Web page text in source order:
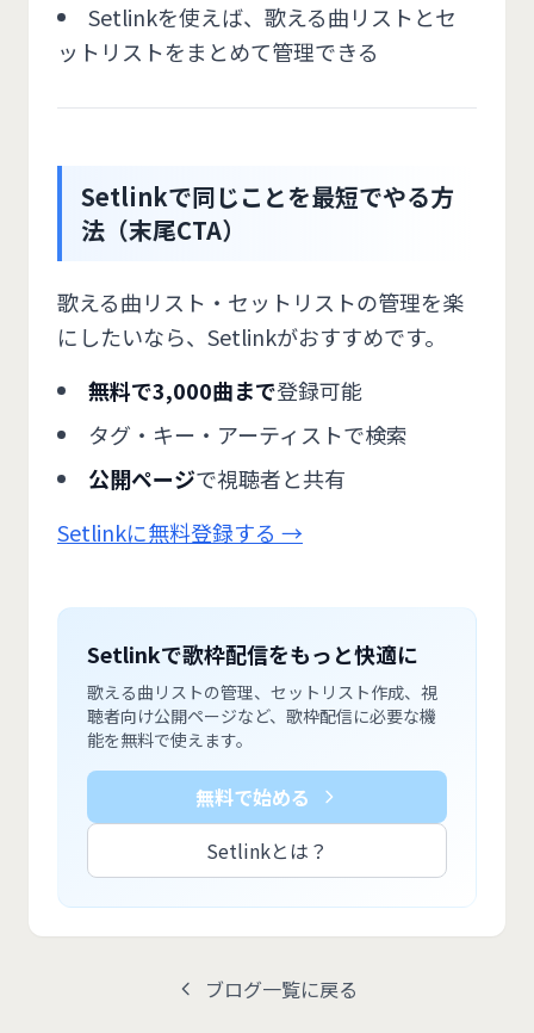
Setlinkを使えば、歌える曲リストとセ
ットリストをまとめて管理できる
Setlinkで同じことを最短でやる方
法（末尾CTA）
歌える曲リスト・セットリストの管理を楽
にしたいなら、Setlinkがおすすめです。
無料で3,000曲まで登録可能
タグ・キー・アーティストで検索
公開ページで視聴者と共有
Setlinkに無料登録する →
Setlinkで歌枠配信をもっと快適に
歌える曲リストの管理、セットリスト作成、視
聴者向け公開ページなど、歌枠配信に必要な機
能を無料で使えます。
無料で始める
Setlinkとは？
ブログ一覧に戻る